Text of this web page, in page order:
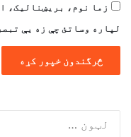
زما نوم، بریښنالیک،
لپاره وساتئ چې زه یې